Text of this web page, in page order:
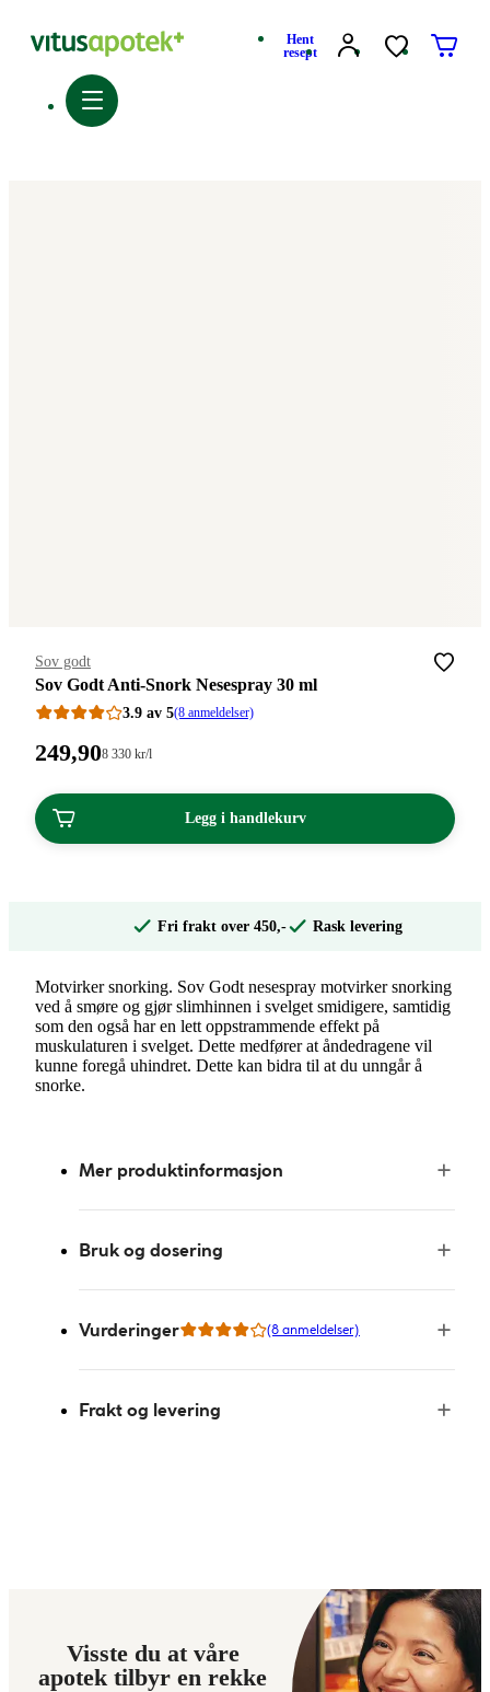
Hent
resept
Merke:
Sov godt
Sov Godt Anti-Snork Nesespray 30 ml
3.9 av 5(8 anmeldelser)
Pris:
kroner.
249,90Stykkpris:
330,00/l
8 330 kr/l
Legg i handlekurv
Fri frakt over 450,- Rask levering
Motvirker snorking. Sov Godt nesespray motvirker snorking
ved å smøre og gjør slimhinnen i svelget smidigere, samtidig
som den også har en lett oppstrammende effekt på
muskulaturen i svelget. Dette medfører at åndedragene vil
kunne foregå uhindret. Dette kan bidra til at du unngår å
snorke.
Mer produktinformasjon
Bruk og dosering
Vurderinger (8 anmeldelser)
Frakt og levering
Visste du at våre
apotek tilbyr en rekke